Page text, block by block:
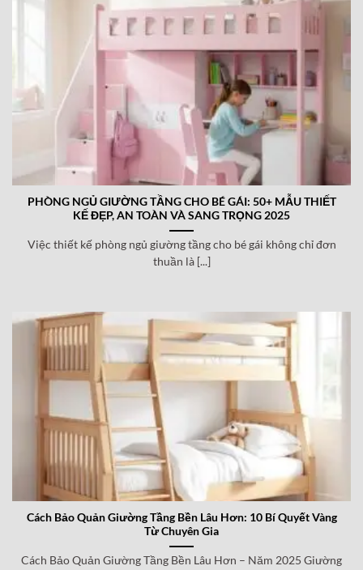
PHÒNG NGỦ GIƯỜNG TẦNG CHO BÉ GÁI: 50+ MẪU THIẾT
KẾ ĐẸP, AN TOÀN VÀ SANG TRỌNG 2025
Việc thiết kế phòng ngủ giường tầng cho bé gái không chỉ đơn
thuần là [...]
Cách Bảo Quản Giường Tầng Bền Lâu Hơn: 10 Bí Quyết Vàng
Từ Chuyên Gia
Cách Bảo Quản Giường Tầng Bền Lâu Hơn – Năm 2025 Giường